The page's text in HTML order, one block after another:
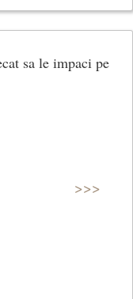
sa le impaci pe
>>>